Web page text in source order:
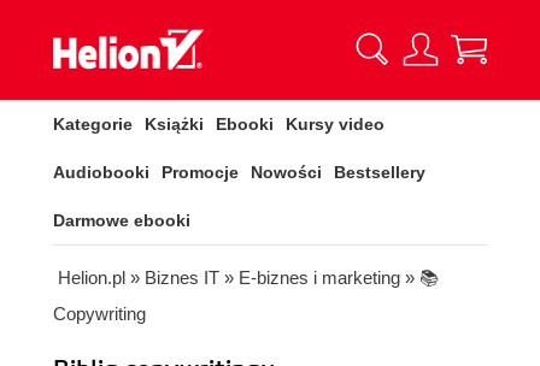
Kategorie Książki Ebooki Kursy video
Audiobooki Promocje Nowości Bestsellery
Darmowe ebooki
Helion.pl » Biznes IT » E-biznes i marketing » 📚
Copywriting